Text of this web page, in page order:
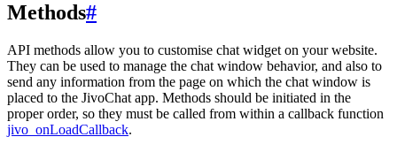
Methods#
API methods allow you to customise chat widget on your website.
They can be used to manage the chat window behavior, and also to
send any information from the page on which the chat window is
placed to the JivoChat app. Methods should be initiated in the
proper order, so they must be called from within a callback function
jivo_onLoadCallback.